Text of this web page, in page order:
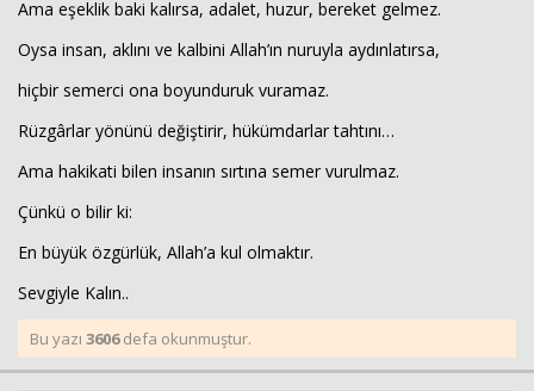
Ama eşeklik baki kalırsa, adalet, huzur, bereket gelmez.
Oysa insan, aklını ve kalbini Allah’ın nuruyla aydınlatırsa,
hiçbir semerci ona boyunduruk vuramaz.
Rüzgârlar yönünü değiştirir, hükümdarlar tahtını…
Ama hakikati bilen insanın sırtına semer vurulmaz.
Çünkü o bilir ki:
En büyük özgürlük, Allah’a kul olmaktır.
Sevgiyle Kalın..
Bu yazı 3606defa okunmuştur.